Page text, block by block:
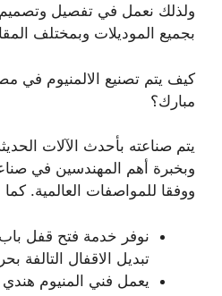
ولذلك نعمل في تفصيل وتصميم
بجميع الموديلات وبمختلف
كيف يتم تصنيع الالمنيوم في
مبارك؟
يتم صناعته بأحدث الآلات
وبخبرة أهم المهندسين في
ووفقا للمواصفات العالمية. كما
نوفر خدمة فتح قفل
تبديل الاقفال التالفة
يعمل فني المنيوم